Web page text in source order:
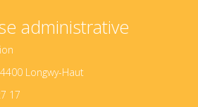
administrative
Longwy-Haut
17